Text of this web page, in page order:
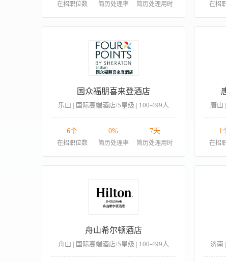
在招职位数 简历处理率 简历处理用时 在招
国众福朋喜来登酒店
乐山 | 国际高端酒店/5星级 | 100-499人
6个
在招职位数
0%
简历处理率
7天
简历处理用时
唐山
1
在招
舟山希尔顿酒店
舟山 | 国际高端酒店/5星级 | 100-499人 济南